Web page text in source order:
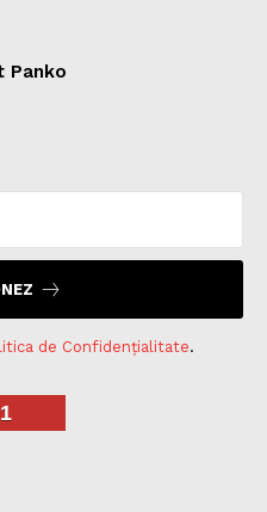
Panko
de Confidențialitate.
1